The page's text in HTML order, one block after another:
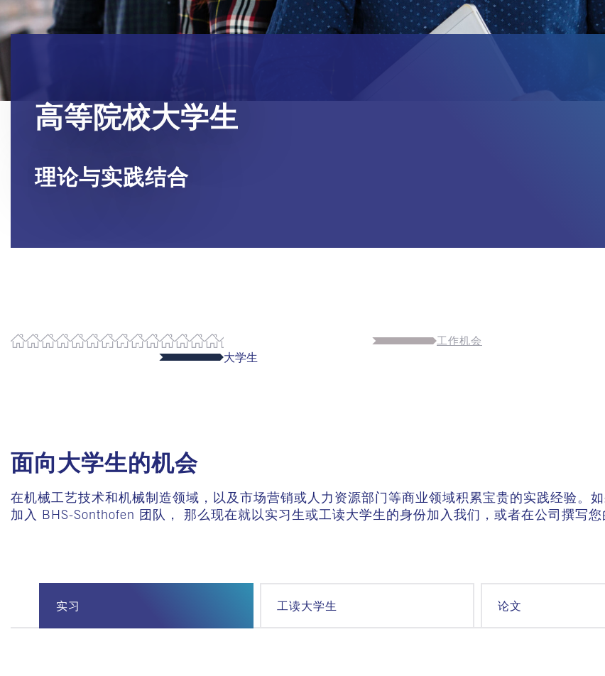
高等院校大学生
理论与实践结合
工作机会
大学生
面向大学生的机会
在机械工艺技术和机械制造领域，以及市场营销或人力资源部门等商业领域积累宝贵的实践经验。
加入 BHS-Sonthofen 团队， 那么现在就以实习生或工读大学生的身份加入我们，或者在公司撰写您
实习 工读大学生 论文